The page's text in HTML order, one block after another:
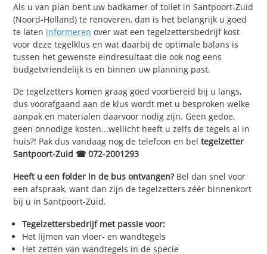
Als u van plan bent uw badkamer of toilet in Santpoort-Zuid
(Noord-Holland) te renoveren, dan is het belangrijk u goed
te laten informeren over wat een tegelzettersbedrijf kost
voor deze tegelklus en wat daarbij de optimale balans is
tussen het gewenste eindresultaat die ook nog eens
budgetvriendelijk is en binnen uw planning past.
De tegelzetters komen graag goed voorbereid bij u langs,
dus voorafgaand aan de klus wordt met u besproken welke
aanpak en materialen daarvoor nodig zijn. Geen gedoe,
geen onnodige kosten...wellicht heeft u zelfs de tegels al in
huis?! Pak dus vandaag nog de telefoon en beltegelzetter
Santpoort-Zuid ☎ 072-2001293
Heeft u een folder in de bus ontvangen?Bel dan snel voor
een afspraak, want dan zijn de tegelzetters zéér binnenkort
bij u in Santpoort-Zuid.
Tegelzettersbedrijf met passie voor:
Het lijmen van vloer- en wandtegels
Het zetten van wandtegels in de specie